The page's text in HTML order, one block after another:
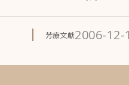
芳療文獻2006-12-